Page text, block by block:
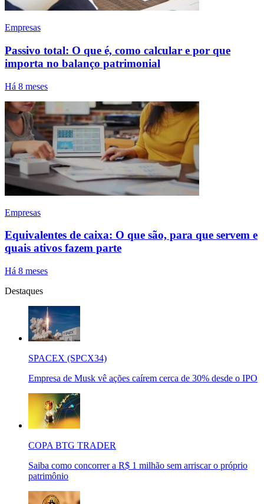
Empresas
Passivo total: O que é, como calcular e por que
importa no balanço patrimonial
Há 8 meses
Empresas
Equivalentes de caixa: O que são, para que servem e
quais ativos fazem parte
Há 8 meses
Destaques
SPACEX (SPCX34)
Empresa de Musk vê ações caírem cerca de 30% desde o IPO
COPA BTG TRADER
Saiba como concorrer a R$ 1 milhão sem arriscar o próprio
patrimônio